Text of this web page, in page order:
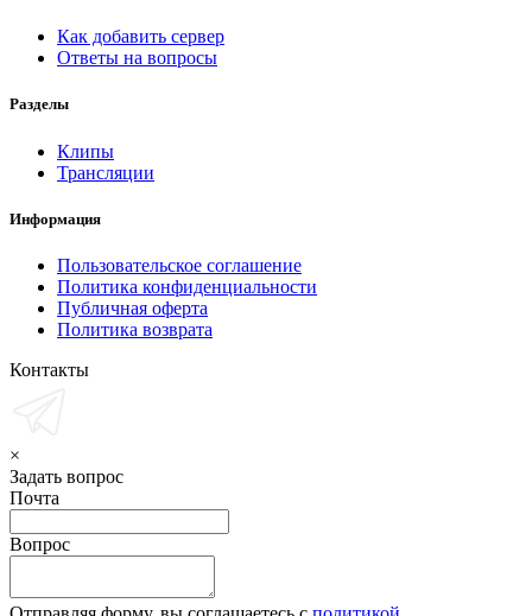
Как добавить сервер
Ответы на вопросы
Разделы
Клипы
Трансляции
Информация
Пользовательское соглашение
Политика конфиденциальности
Публичная оферта
Политика возврата
Контакты
×
Задать вопрос
Почта
Вопрос